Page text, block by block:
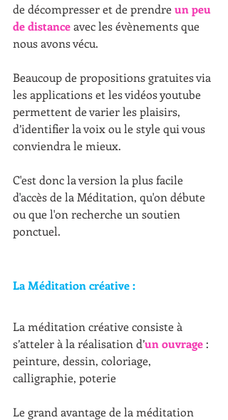
de décompresser et de prendre un peu
de distance avec les évènements que
nous avons vécu.
Beaucoup de propositions gratuites via
les applications et les vidéos youtube
permettent de varier les plaisirs,
d’identifier la voix ou le style qui vous
conviendra le mieux.
C'est donc la version la plus facile
d'accès de la Méditation, qu'on débute
ou que l'on recherche un soutien
ponctuel.
La Méditation créative :
La méditation créative consiste à
s’atteler à la réalisation d’un ouvrage :
peinture, dessin, coloriage,
calligraphie, poterie
Le grand avantage de la méditation